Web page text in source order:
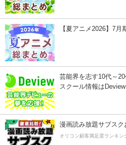
【夏アニメ2026】7月
芸能界を志す10代～
スクール情報はDeview
漫画読み放題サブスク
オリコン顧客満足度ランキン